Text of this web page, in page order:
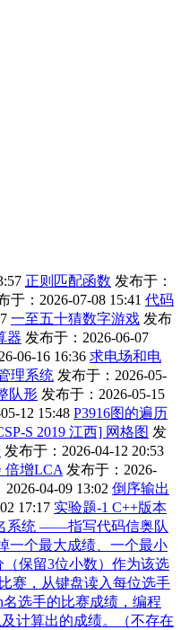
正则匹配函数 发布于：
于：2026-07-08 15:41 代码
一至五十猜数字游戏 发布
器 发布于：2026-06-07
06-16 16:36 求电场和电
理系统 发布于：2026-05-
队形 发布于：2026-05-15
12 15:48 P3916图的遍历
S 2019 江西] 网格图 发
发布于：2026-04-12 20:53
倍增LCA 发布于：2026-
04-09 13:02 倒序输出
17:17 实验题-1 C++版本
系统 ——指写代码信奥队
一个最大成绩、一个最小
保留3位小数）作为该选
赛，从键盘读入每位选手
选手的比赛成绩，编程
计算出的成绩。（不存在